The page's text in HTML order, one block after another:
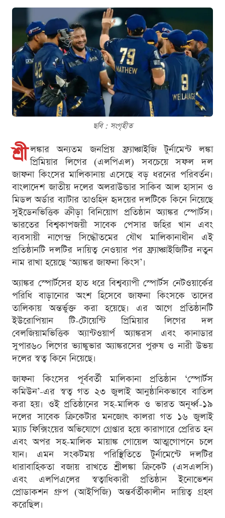
ছবি : সংগৃহীত
শ্রী লঙ্কার অন্যতম জনপ্রিয় ফ্র্যাঞ্চাইজি টুর্নামেন্ট লঙ্কা
প্রিমিয়ার লিগের (এলপিএল) সবচেয়ে সফল দল
জাফনা কিংসের মালিকানায় এসেছে বড় ধরনের পরিবর্তন।
বাংলাদেশ জাতীয় দলের অলরাউন্ডার সাকিব আল হাসান ও
মিডল অর্ডার ব্যাটার তাওহিদ হৃদয়ের দলটিকে কিনে নিয়েছে
সুইডেনভিত্তিক ক্রীড়া বিনিয়োগ প্রতিষ্ঠান অ্যাঙ্কর স্পোর্টস।
ভারতের বিশ্বকাপজয়ী সাবেক পেসার জহির খান এবং
ব্যবসায়ী নাগেন্দ্র সিদ্ধৌতমের যৌথ মালিকানাধীন এই
প্রতিষ্ঠানটি দলটির দায়িত্ব নেওয়ার পর ফ্র্যাঞ্চাইজিটির নতুন
নাম রাখা হয়েছে ‘অ্যাঙ্কর জাফনা কিংস’।
অ্যাঙ্কর স্পোর্টসের হাত ধরে বিশ্বব্যাপী স্পোর্টস নেটওয়ার্কের
পরিধি বাড়ানোর অংশ হিসেবে জাফনা কিংসকে তাদের
তালিকায় অন্তর্ভুক্ত করা হয়েছে। এর আগে প্রতিষ্ঠানটি
ইউরোপিয়ান টি-টোয়েন্টি প্রিমিয়ার লিগের দল
বেলজিয়ামভিত্তিক অ্যান্টওয়ার্প অ্যাঙ্করস এবং কানাডার
সুপার৬০ লিগের ভ্যাঙ্কুভার অ্যাঙ্করসের পুরুষ ও নারী উভয়
দলের স্বত্ব কিনে নিয়েছে।
জাফনা কিংসের পূর্ববর্তী মালিকানা প্রতিষ্ঠান ‘স্পোর্টস
কমিউন’-এর স্বত্ব গত ২৩ জুলাই আনুষ্ঠানিকভাবে বাতিল
করা হয়। ওই প্রতিষ্ঠানের সহ-মালিক ও ভারত অনূর্ধ্ব-১৯
দলের সাবেক ক্রিকেটার মনজোৎ কালরা গত ১৬ জুলাই
ম্যাচ ফিক্সিংয়ের অভিযোগে গ্রেপ্তার হয়ে কারাগারে প্রেরিত হন
এবং অপর সহ-মালিক মায়াঙ্ক গোয়েল আত্মগোপনে চলে
যান। এমন সংকটময় পরিস্থিতিতে টুর্নামেন্টে দলটির
ধারাবাহিকতা বজায় রাখতে শ্রীলঙ্কা ক্রিকেট (এসএলসি)
এবং এলপিএলের স্বত্বাধিকারী প্রতিষ্ঠান ইনোভেশন
প্রোডাকশন গ্রুপ (আইপিজি) অন্তর্বর্তীকালীন দায়িত্ব গ্রহণ
করেছিল।